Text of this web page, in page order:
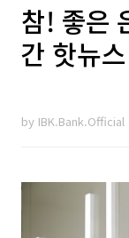
참! 좋은
간 핫뉴
by IBK.Bank.Official